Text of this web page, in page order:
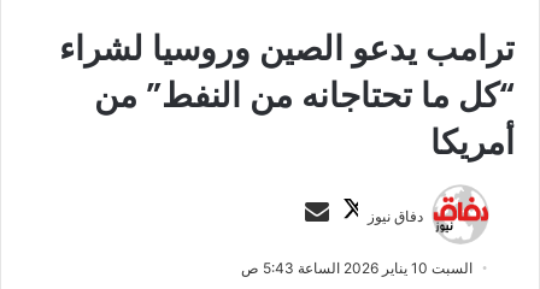
ترامب يدعو الصين وروسيا لشراء
“كل ما تحتاجانه من النفط” من
أمريكا
دفاق نيوز
ت
ب
س
السبت 10 يناير 2026 الساعة 5:43 ص